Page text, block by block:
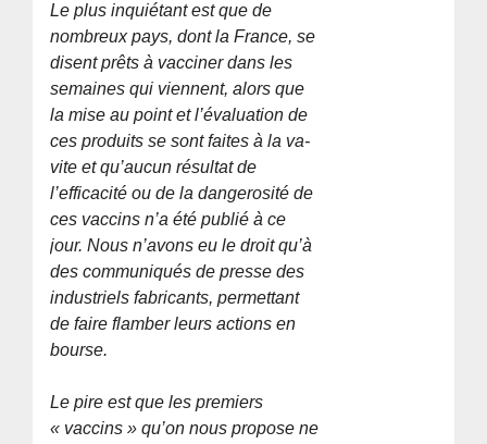
Le plus inquiétant est que de
nombreux pays, dont la France, se
disent prêts à vacciner dans les
semaines qui viennent, alors que
la mise au point et l’évaluation de
ces produits se sont faites à la va-
vite et qu’aucun résultat de
l’efficacité ou de la dangerosité de
ces vaccins n’a été publié à ce
jour. Nous n’avons eu le droit qu’à
des communiqués de presse des
industriels fabricants, permettant
de faire flamber leurs actions en
bourse.
Le pire est que les premiers
« vaccins » qu’on nous propose ne